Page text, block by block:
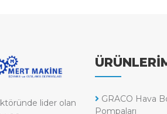
lider olan
GRACO Hava
Pompaları